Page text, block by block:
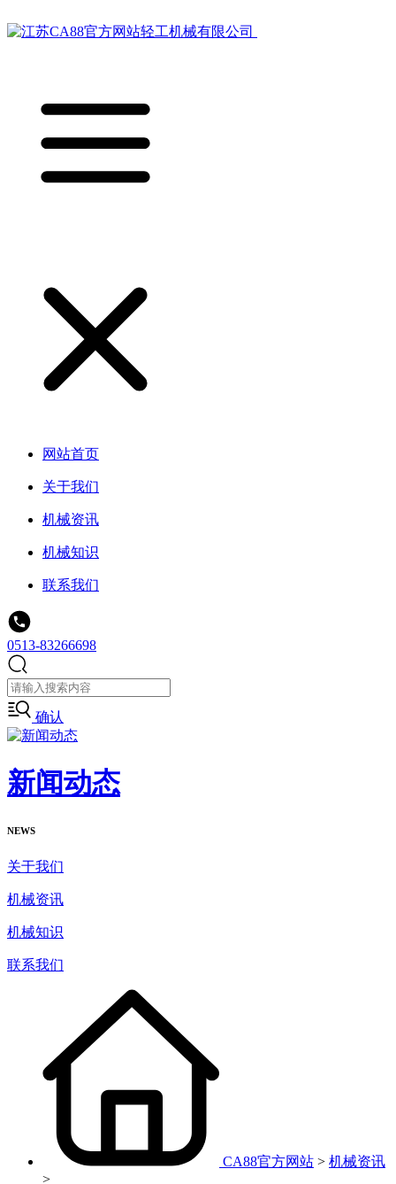
网站首页
关于我们
机械资讯
机械知识
联系我们
0513-83266698
确认
新闻动态
NEWS
关于我们
机械资讯
机械知识
联系我们
CA88官方网站 > 机械资讯
>